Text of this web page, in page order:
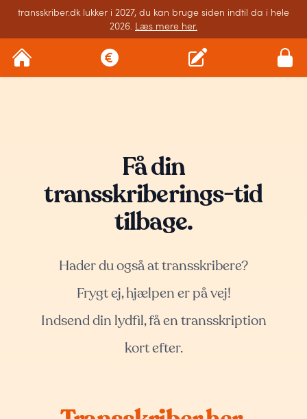
transskriber.dk lukker i 2027, du kan bruge siden indtil da i hele
2026. Læs mere her.
Få din
transskriberings-tid
tilbage.
Hader du også at transskribere?
Frygt ej, hjælpen er på vej!
Indsend din lydfil, få en transskription
kort efter.